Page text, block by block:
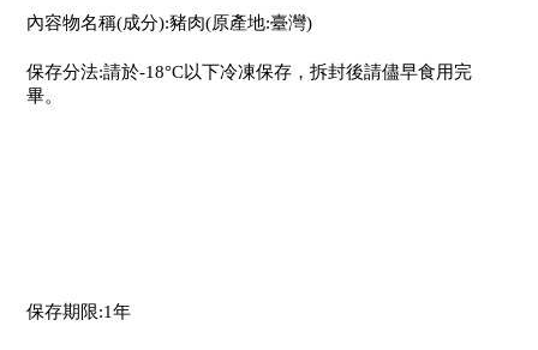
內容物名稱(成分):豬肉(原產地:臺灣)
保存分法:請於-18°C以下冷凍保存，拆封後請儘早食用完
畢。
保存期限:1年